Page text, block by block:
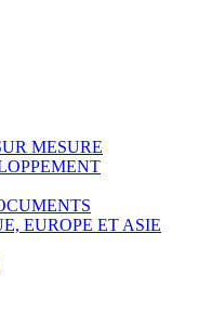
MESURE
EUROPE ET ASIE